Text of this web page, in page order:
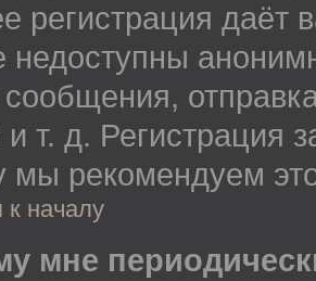
регистрация даёт
недоступны
и т. д. Регистрация
мы рекомендуем
к началу
мне